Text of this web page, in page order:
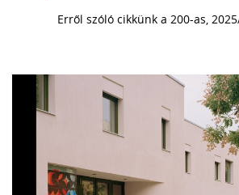
Erről szóló cikkünk a 200-as,